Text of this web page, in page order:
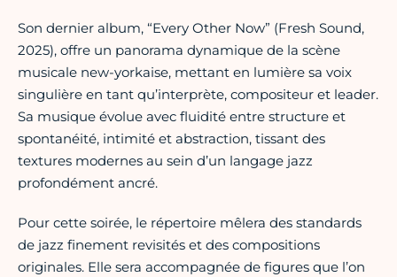
Son dernier album, “Every Other Now” (Fresh Sound,
2025), offre un panorama dynamique de la scène
musicale new-yorkaise, mettant en lumière sa voix
singulière en tant qu’interprète, compositeur et leader.
Sa musique évolue avec fluidité entre structure et
spontanéité, intimité et abstraction, tissant des
textures modernes au sein d’un langage jazz
profondément ancré.
Pour cette soirée, le répertoire mêlera des standards
de jazz finement revisités et des compositions
originales. Elle sera accompagnée de figures que l’on